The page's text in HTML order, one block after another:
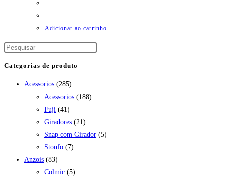
Adicionar ao carrinho
Categorias de produto
Acessorios (285)
Acessorios (188)
Fuji (41)
Giradores (21)
Snap com Girador (5)
Stonfo (7)
Anzois (83)
Colmic (5)